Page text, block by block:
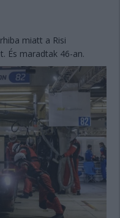
miatt a Risi
És maradtak 46-an.